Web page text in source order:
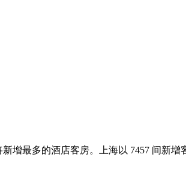
增最多的酒店客房。上海以 7457 间新增